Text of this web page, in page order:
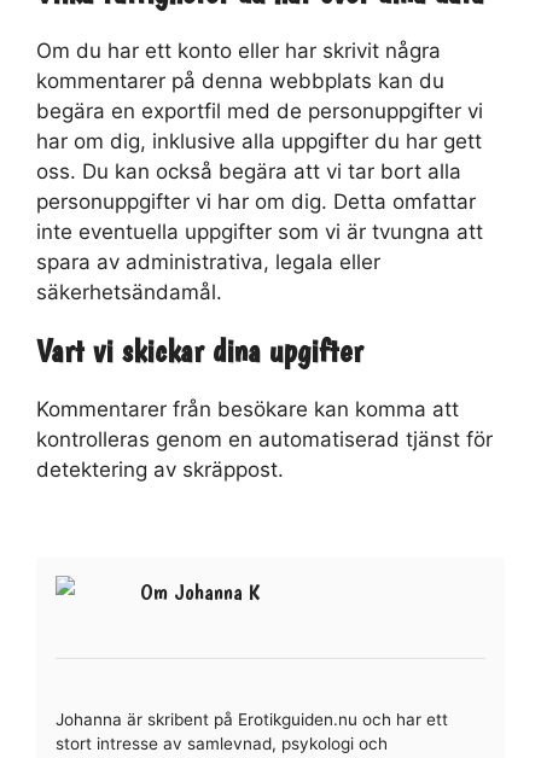
Om du har ett konto eller har skrivit några
kommentarer på denna webbplats kan du
begära en exportfil med de personuppgifter vi
har om dig, inklusive alla uppgifter du har gett
oss. Du kan också begära att vi tar bort alla
personuppgifter vi har om dig. Detta omfattar
inte eventuella uppgifter som vi är tvungna att
spara av administrativa, legala eller
säkerhetsändamål.
Vart vi skickar dina upgifter
Kommentarer från besökare kan komma att
kontrolleras genom en automatiserad tjänst för
detektering av skräppost.
Om Johanna K
Johanna är skribent på Erotikguiden.nu och har ett
stort intresse av samlevnad, psykologi och